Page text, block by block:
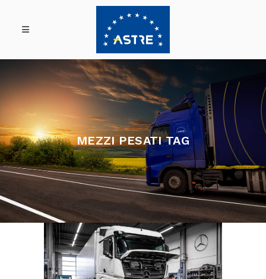
MEZZI PESATI TAG